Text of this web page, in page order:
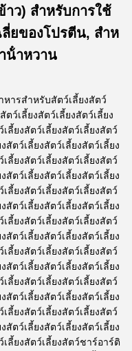
าว) สําหรับการใช้
ลี่ยของโปรตีน, สําห
น้ําหวาน
ารสําหรับสัตว์เลี้ยงสัตว์
ว์เลี้ยงสัตว์เลี้ยงสัตว์เลี้ยง
ลี้ยงสัตว์เลี้ยงสัตว์เลี้ยงสัตว์
สัตว์เลี้ยงสัตว์เลี้ยงสัตว์เลี้ยง
ลี้ยงสัตว์เลี้ยงสัตว์เลี้ยงสัตว์
สัตว์เลี้ยงสัตว์เลี้ยงสัตว์เลี้ยง
ลี้ยงสัตว์เลี้ยงสัตว์เลี้ยงสัตว์
สัตว์เลี้ยงสัตว์เลี้ยงสัตว์เลี้ยง
ลี้ยงสัตว์เลี้ยงสัตว์เลี้ยงสัตว์
สัตว์เลี้ยงสัตว์เลี้ยงสัตว์เลี้ยง
ลี้ยงสัตว์เลี้ยงสัตว์เลี้ยงสัตว์
สัตว์เลี้ยงสัตว์เลี้ยงสัตว์เลี้ยง
ลี้ยงสัตว์เลี้ยงสัตว์เลี้ยงสัตว์
สัตว์เลี้ยงสัตว์เลี้ยงสัตว์เลี้ยง
ลี้ยงสัตว์เลี้ยงสัตว์เลี้ยงสัตว์
สัตว์เลี้ยงสัตว์เลี้ยงสัตว์เลี้ยง
เลี้ยงสัตว์เลี้ยงสัตว์ชาร์อาร์ติ